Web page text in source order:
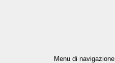
Menu di navigazione